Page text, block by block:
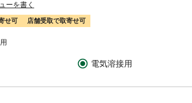
ーを書く
せ可 店舗受取で取寄せ可
電気溶接用